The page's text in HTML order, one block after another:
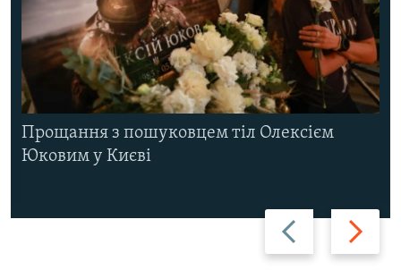
Назад Вперед
Прощання з пошуковцем тіл Олексієм
Юковим у Києві